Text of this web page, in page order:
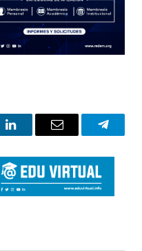
LinkedInEmail